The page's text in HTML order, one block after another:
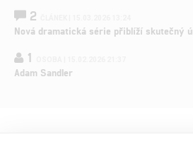
2
Nová dramatická série přiblíží skutečný
1
Adam Sandler